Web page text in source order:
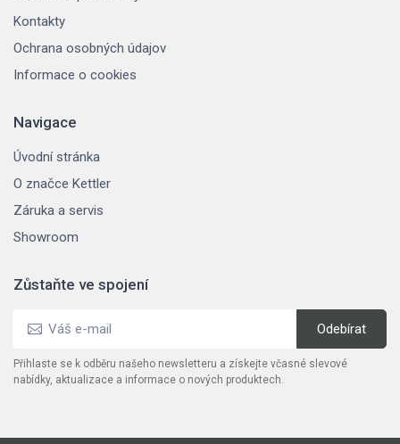
Kontakty
Ochrana osobných údajov
Informace o cookies
Navigace
Úvodní stránka
O značce Kettler
Záruka a servis
Showroom
Zůstaňte ve spojení
Přihlaste se k odběru našeho newsletteru a získejte včasné slevové
nabídky, aktualizace a informace o nových produktech.